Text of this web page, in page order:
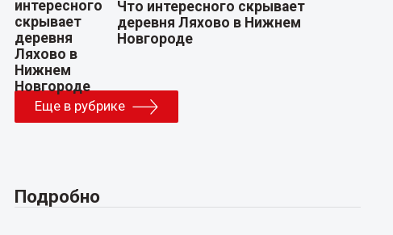
Что интересного скрывает
деревня Ляхово в Нижнем
Новгороде
Еще в рубрике
Подробно